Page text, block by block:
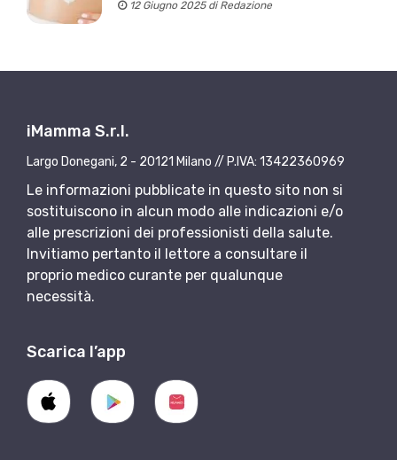
12 Giugno 2025 di Redazione
iMamma S.r.l.
Largo Donegani, 2 - 20121 Milano // P.IVA: 13422360969
Le informazioni pubblicate in questo sito non si
sostituiscono in alcun modo alle indicazioni e/o
alle prescrizioni dei professionisti della salute.
Invitiamo pertanto il lettore a consultare il
proprio medico curante per qualunque
necessità.
Scarica l’app